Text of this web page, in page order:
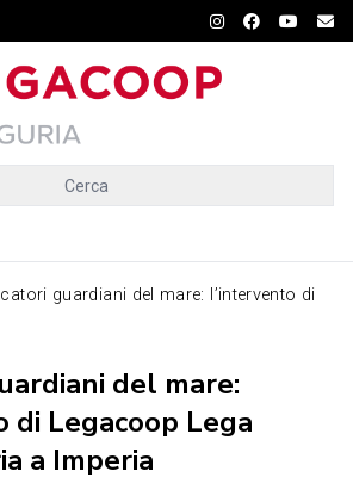
Cerca
guardiani del mare: l’intervento di
del mare:
di Legacoop Lega
a Imperia